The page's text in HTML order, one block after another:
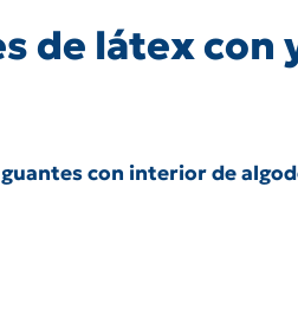
de látex con
guantes con interior de